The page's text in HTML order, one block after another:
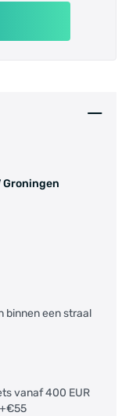
Groningen
binnen een straal
vanaf 400 EUR